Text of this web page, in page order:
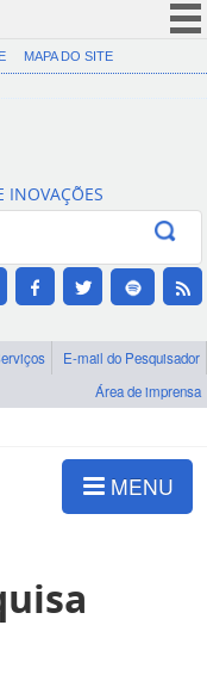
(COVID-19)
Canais
MAPA DO SITE
INOVAÇÕES
E-mail do Pesquisador
Área de imprensa
MENU